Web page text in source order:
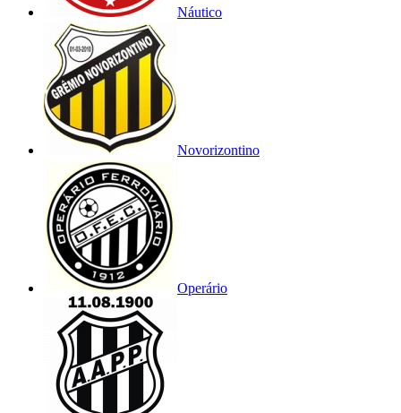
Náutico
Novorizontino
Operário